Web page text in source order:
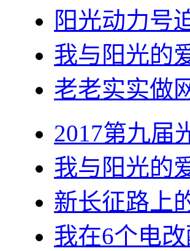
阳光动力号
我与阳光的
老老实实做
2017第九届
我与阳光的
新长征路上
我在6个电